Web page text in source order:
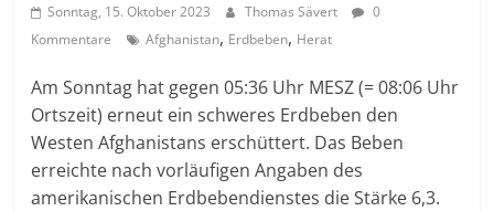
Sonntag, 15. Oktober 2023 Thomas Sävert
0
Kommentare
Afghanistan, Erdbeben, Herat
Am Sonntag hat gegen 05:36 Uhr MESZ (= 08:06 Uhr
Ortszeit) erneut ein schweres Erdbeben den
Westen Afghanistans erschüttert. Das Beben
erreichte nach vorläufigen Angaben des
amerikanischen Erdbebendienstes die Stärke 6,3.